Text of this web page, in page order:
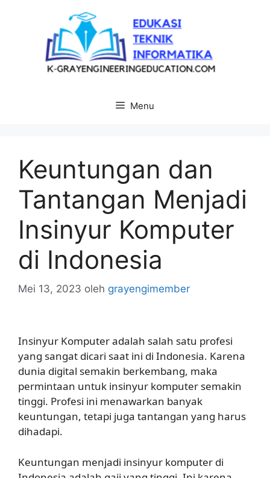
Menu
Keuntungan dan
Tantangan Menjadi
Insinyur Komputer
di Indonesia
Mei 13, 2023 oleh grayengimember
Insinyur Komputer adalah salah satu profesi
yang sangat dicari saat ini di Indonesia. Karena
dunia digital semakin berkembang, maka
permintaan untuk insinyur komputer semakin
tinggi. Profesi ini menawarkan banyak
keuntungan, tetapi juga tantangan yang harus
dihadapi.
Keuntungan menjadi insinyur komputer di